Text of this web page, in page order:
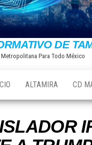
DE
Metropolitana Para Todo México
ALTAMIRA CD